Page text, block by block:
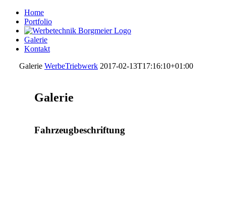
Home
Portfolio
Galerie
Kontakt
Galerie WerbeTriebwerk 2017-02-13T17:16:10+01:00
Galerie
Fahrzeugbeschriftung